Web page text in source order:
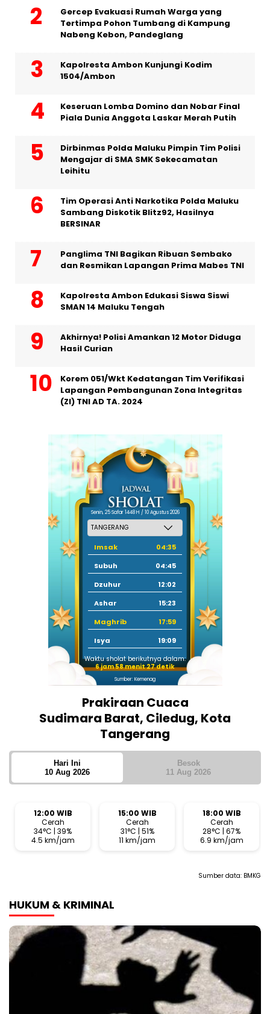
Gercep Evakuasi Rumah Warga yang
Tertimpa Pohon Tumbang di Kampung
Nabeng Kebon, Pandeglang
Kapolresta Ambon Kunjungi Kodim
1504/Ambon
Keseruan Lomba Domino dan Nobar Final
Piala Dunia Anggota Laskar Merah Putih
Dirbinmas Polda Maluku Pimpin Tim Polisi
Mengajar di SMA SMK Sekecamatan
Leihitu
Tim Operasi Anti Narkotika Polda Maluku
Sambang Diskotik Blitz92, Hasilnya
BERSINAR
Panglima TNI Bagikan Ribuan Sembako
dan Resmikan Lapangan Prima Mabes TNI
Kapolresta Ambon Edukasi Siswa Siswi
SMAN 14 Maluku Tengah
Akhirnya! Polisi Amankan 12 Motor Diduga
Hasil Curian
Korem 051/Wkt Kedatangan Tim Verifikasi
Lapangan Pembangunan Zona Integritas
(ZI) TNI AD TA. 2024
Senin, 25 Safar 1448 H / 10 Agustus 2026
Imsak
04:35
Subuh
04:45
Dzuhur
12:02
Ashar
15:23
Maghrib
17:59
Isya
19:09
Waktu sholat berikutnya dalam:
6 jam 58 menit 26 detik
Sumber: Kemenag
Prakiraan Cuaca
Sudimara Barat, Ciledug, Kota
Tangerang
Hari Ini
10 Aug 2026
Besok
11 Aug 2026
12:00 WIB
Cerah
34°C | 39%
4.5 km/jam
15:00 WIB
Cerah
31°C | 51%
11 km/jam
18:00 WIB
Cerah
28°C | 67%
6.9 km/jam
Sumber data: BMKG
HUKUM & KRIMINAL